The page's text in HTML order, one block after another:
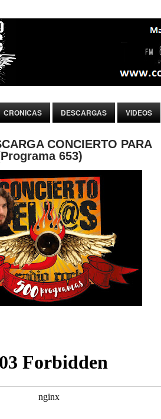
CRONICAS DESCARGAS VIDEOS
CONCIERTO PARA
653)